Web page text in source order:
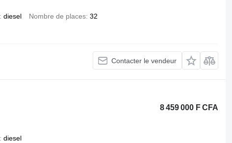
diesel Nombre de places 32
Contacter le vendeur
8 459 000 F CFA
diesel